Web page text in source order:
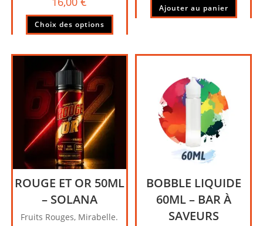
Choix des options
produit
plusieurs
peuvent
être
page
du
Ajouter au panier
ROUGE ET OR 50ML
– SOLANA
Fruits Rouges, Mirabelle.
BOBBLE LIQUIDE
60ML – BAR À
SAVEURS